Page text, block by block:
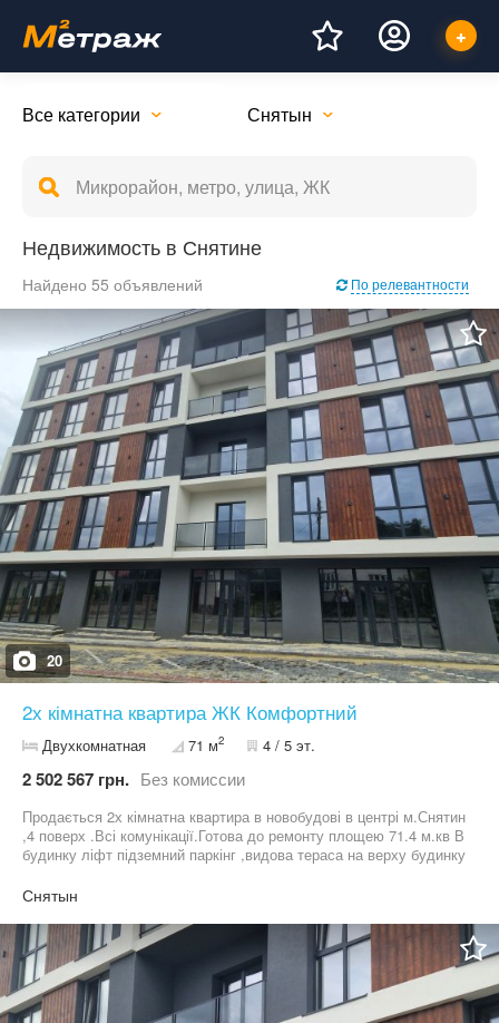
Все категории Снятын
Недвижимость в Снятине
Найдено 55 объявлений По релевантности
20
2х кімнатна квартира ЖК Комфортний
Двухкомнатная 71 м2 4 / 5 эт.
2 502 567 грн. Без комиссии
Продається 2х кімнатна квартира в новобудові в центрі м.Снятин
,4 поверх .Всі комунікації.Готова до ремонту площею 71.4 м.кв В
будинку ліфт підземний паркінг ,видова тераса на верху будинку
Снятын